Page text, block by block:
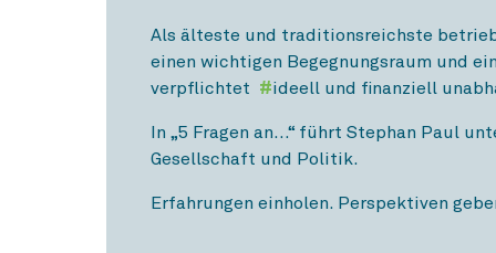
Als älteste und traditionsreichste
einen wichtigen Begegnungsraum und
verpflichtet #ideell und finanziell
In „5 Fragen an…“ führt Stephan Paul
Gesellschaft und Politik.
Erfahrungen einholen. Perspektiven